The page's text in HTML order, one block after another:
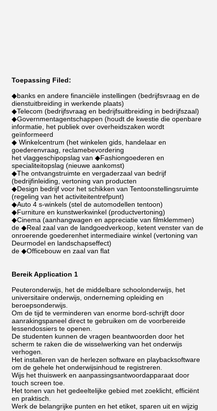
Toepassing Filed:
◆banks en andere financiële instellingen (bedrijfsvraag en de
dienstuitbreiding in werkende plaats)
◆Telecom (bedrijfsvraag en bedrijfsuitbreiding in bedrijfszaal)
◆Governmentagentschappen (houdt de kwestie die openbare
informatie, het publiek over overheidszaken wordt
geïnformeerd
◆ Winkelcentrum (het winkelen gids, handelaar en
goederenvraag, reclamebevordering
het vlaggeschipopslag van ◆Fashiongoederen en
specialiteitopslag (nieuwe aankomst)
◆The ontvangstruimte en vergaderzaal van bedrijf
(bedrijfinleiding, vertoning van producten
◆Design bedrijf voor het schikken van Tentoonstellingsruimte
(regeling van het activiteitentrefpunt)
◆Auto 4 s-winkels (stel de automodellen tentoon)
◆Furniture en kunstwerkwinkel (productvertoning)
◆Cinema (aanhangwagen en appreciatie van filmklemmen)
de ◆Real zaal van de landgoedverkoop, ketent venster van de
onroerende goederenhet intermediaire winkel (vertoning van
Deurmodel en landschapseffect)
de ◆Officebouw en zaal van flat
Bereik Application 1
Peuteronderwijs, het de middelbare schoolonderwijs, het
universitaire onderwijs, onderneming opleiding en
beroepsonderwijs.
Om de tijd te verminderen van enorme bord-schrijft door
aanrakingspaneel direct te gebruiken om de voorbereide
lessendossiers te openen.
De studenten kunnen de vragen beantwoorden door het
scherm te raken die de wisselwerking van het onderwijs
verhogen.
Het installeren van de herlezen software en playbacksoftware
om de gehele het onderwijsinhoud te registreren.
Wijs het thuiswerk en aanpassingsantwoordapparaat door
touch screen toe.
Het tonen van het gedeeltelijke gebied met zoeklicht, efficiënt
en praktisch.
Werk de belangrijke punten en het etiket, sparen uit en wijzig